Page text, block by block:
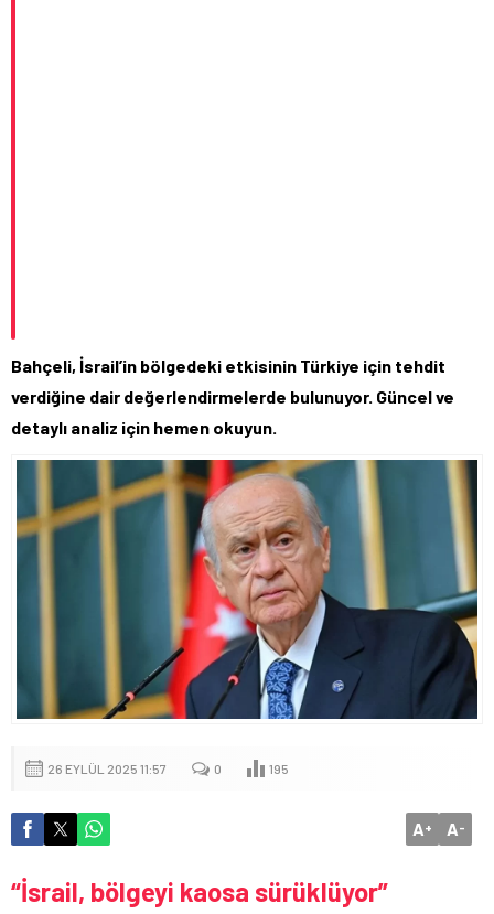
Bahçeli, İsrail’in bölgedeki etkisinin Türkiye için tehdit
verdiğine dair değerlendirmelerde bulunuyor. Güncel ve
detaylı analiz için hemen okuyun.
26 EYLÜL 2025 11:57 0 195
A+ A-
“İsrail, bölgeyi kaosa sürüklüyor”